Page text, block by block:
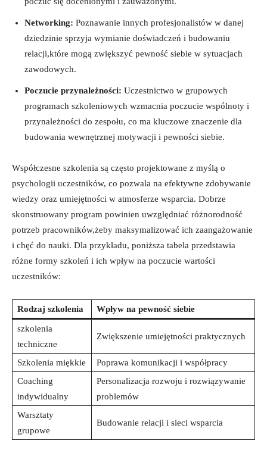
Networking: Poznawanie innych profesjonalistów w danej
dziedzinie sprzyja wymianie doświadczeń i budowaniu
relacji,które mogą zwiększyć pewność siebie w sytuacjach
zawodowych.
Poczucie przynależności: Uczestnictwo w grupowych
programach szkoleniowych wzmacnia poczucie wspólnoty i
przynależności do zespołu, co ma kluczowe znaczenie dla
budowania wewnętrznej motywacji i pewności siebie.
Współczesne szkolenia są często projektowane z myślą o
psychologii uczestników, co pozwala na efektywne zdobywanie
wiedzy oraz umiejętności w atmosferze wsparcia. Dobrze
skonstruowany program powinien uwzględniać różnorodność
potrzeb pracowników,żeby maksymalizować ich zaangażowanie
i chęć do nauki. Dla przykładu, poniższa tabela przedstawia
różne formy szkoleń i ich wpływ na poczucie wartości
uczestników:
Rodzaj szkolenia Wpływ na pewność siebie
szkolenia
techniczne
Zwiększenie umiejętności praktycznych
Szkolenia miękkie
Poprawa komunikacji i współpracy
Coaching
indywidualny
Personalizacja rozwoju i rozwiązywanie
problemów
Warsztaty
grupowe
Budowanie relacji i sieci wsparcia